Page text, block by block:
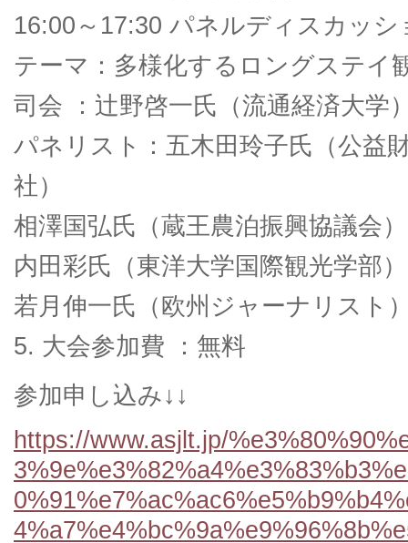
16:00～17:30 パネルディスカッシ
テーマ：多様化するロングステイ
司会 ：辻野啓一氏（流通経済大学
パネリスト：五木田玲子氏（公益
社）
相澤国弘氏（蔵王農泊振興協議会）
内田彩氏（東洋大学国際観光学部）
若月伸一氏（欧州ジャーナリスト
5. 大会参加費 ：無料
参加申し込み↓↓
https://www.asjlt.jp/